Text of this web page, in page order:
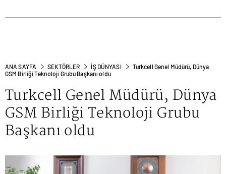
ANA SAYFA SEKTÖRLER İŞ DÜNYASI
Turkcell Genel Müdürü, Dünya
GSM Birliği Teknoloji Grubu Başkanı oldu
Turkcell Genel Müdürü, Dünya
GSM Birliği Teknoloji Grubu
Başkanı oldu